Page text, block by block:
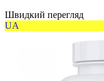
Швидкий перегляд
UA